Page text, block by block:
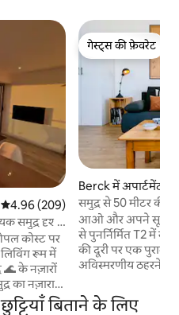
औसत रेटिंग 5 में से 4.96, 209 समीक्षाएँ
4.96 (209)
समुद्र दृश्य
कोस्ट पर
रूम में
के नज़ारों
🚗
गेस्ट्स की फ़ेवरेट
गेस्ट्स की फ़ेवरेट
Berck में अपार्टमेंट
समुद्र से 50 मीटर की
आकर्षक T2 अपार्टमेंट
आओ और अपने सूटकेस
से पुनर्निर्मित T2 में
की दूरी पर एक पुरानी
अविस्मरणीय ठहरने
असाधारण लोकेशन:
रेस्टोरेंट और दुकानें चाहे आप रोमांटिक वीकएंड की
बिताने के लिए